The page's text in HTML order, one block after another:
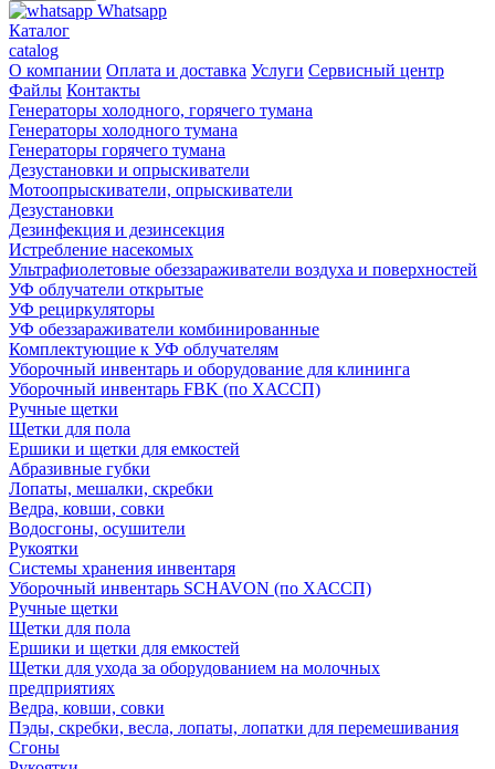
Whatsapp
Каталог
catalog
О компании Оплата и доставка Услуги Сервисный центр
Файлы Контакты
Генераторы холодного, горячего тумана
Генераторы холодного тумана
Генераторы горячего тумана
Дезустановки и опрыскиватели
Мотоопрыскиватели, опрыскиватели
Дезустановки
Дезинфекция и дезинсекция
Истребление насекомых
Ультрафиолетовые обеззараживатели воздуха и поверхностей
УФ облучатели открытые
УФ рециркуляторы
УФ обеззараживатели комбинированные
Комплектующие к УФ облучателям
Уборочный инвентарь и оборудование для клининга
Уборочный инвентарь FBK (по ХАССП)
Ручные щетки
Щетки для пола
Ершики и щетки для емкостей
Абразивные губки
Лопаты, мешалки, скребки
Ведра, ковши, совки
Водосгоны, осушители
Рукоятки
Системы хранения инвентаря
Уборочный инвентарь SCHAVON (по ХАССП)
Ручные щетки
Щетки для пола
Ершики и щетки для емкостей
Щетки для ухода за оборудованием на молочных
предприятиях
Ведра, ковши, совки
Пэды, скребки, весла, лопаты, лопатки для перемешивания
Сгоны